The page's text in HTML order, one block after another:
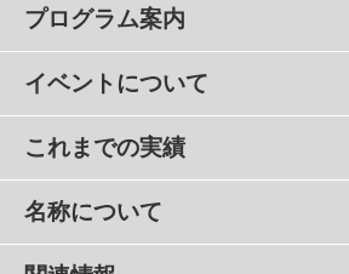
プログラム案内
イベントについて
これまでの実績
名称について